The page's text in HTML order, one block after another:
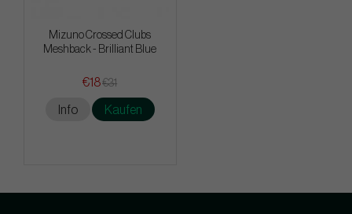
Mizuno Crossed Clubs
Meshback - Brilliant Blue
€18€31
Info Kaufen